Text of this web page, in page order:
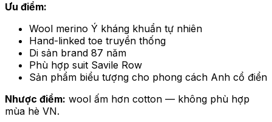
Ưu điểm:
Wool merino Ý kháng khuẩn tự nhiên
Hand-linked toe truyền thống
Di sản brand 87 năm
Phù hợp suit Savile Row
Sản phẩm biểu tượng cho phong cách Anh cổ điển
Nhược điểm: wool ấm hơn cotton — không phù hợp
mùa hè VN.